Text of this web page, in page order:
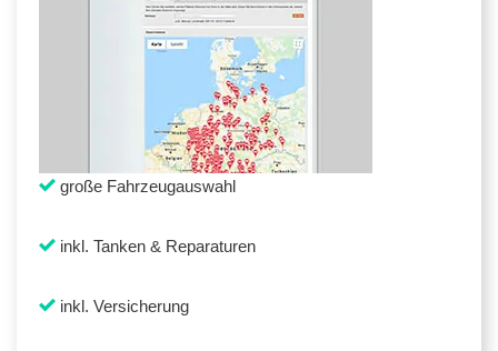
große Fahrzeugauswahl
inkl. Tanken & Reparaturen
inkl. Versicherung